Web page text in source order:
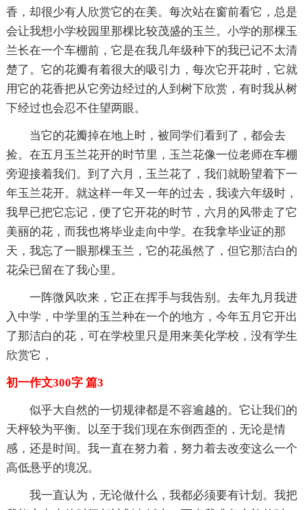
香，却很少有人欣赏它的在美。每次站在窗前看它，总是
会让我想小学校园里那棵比较茂盛的玉兰。小学的那棵玉
兰长在一个车棚前，它是在我几年级种下的我已记不太清
楚了。它的花瓣有着很大的吸引力，每次它开花时，它就
用它的花香把从它旁边经过的人到树下欣赏，有时我从树
下经过也会忍不住望两眼。
当它的花瓣掉在地上时，被同学们看到了，都会去
捡。在五月玉兰花开的时节里，玉兰花像一位老师在车棚
旁迎接着我们。到了六月，玉兰花了，我们就盼望着下一
年玉兰花开。就这样一年又一年的过去，我读六年级时，
我早已把它忘记，便了它开花的时节，六月的风带走了它
美丽的花，而我也将毕业走向中学。在我拿毕业证的那
天，我忘了一眼那棵玉兰，它的花虽然了，但它那洁白的
花朵已留在了我心里。
一阵微风吹来，它正在挥手与我告别。去年九月我进
入中学，中学里的玉兰种在一个的地方，今年五月它开出
了那洁白的花，可在学校里只是用来美化学校，没有学生
欣赏它，
初一作文300字 篇3
似乎大自然的一切规律都是不容逾越的。它让我们的
天枰较为平衡。以至于我们现在东倒西歪的，无论是情
感，还是时间。我一直在努力着，努力着去改变这么一个
高低悬乎的境况。
我一直认为，无论做什么，我都必须要有计划。我把